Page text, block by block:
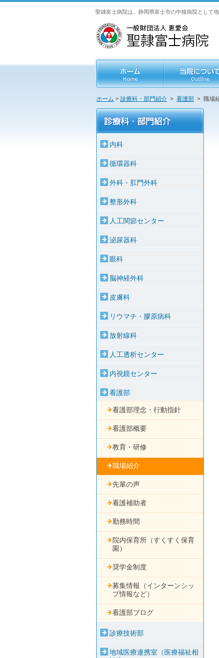
聖隷富士病院は、静岡県富士市の中核病院として
ホーム > 診療科・部門紹介 > 看護部 > 職場
内科
循環器科
外科・肛門外科
整形外科
人工関節センター
泌尿器科
眼科
脳神経外科
皮膚科
リウマチ・膠原病科
放射線科
人工透析センター
内視鏡センター
看護部
看護部理念・行動指針
看護部概要
教育・研修
職場紹介
先輩の声
看護補助者
勤務時間
院内保育所（すくすく保育
園）
奨学金制度
募集情報（インターンシッ
プ情報など）
看護部ブログ
診療技術部
地域医療連携室（医療福祉相